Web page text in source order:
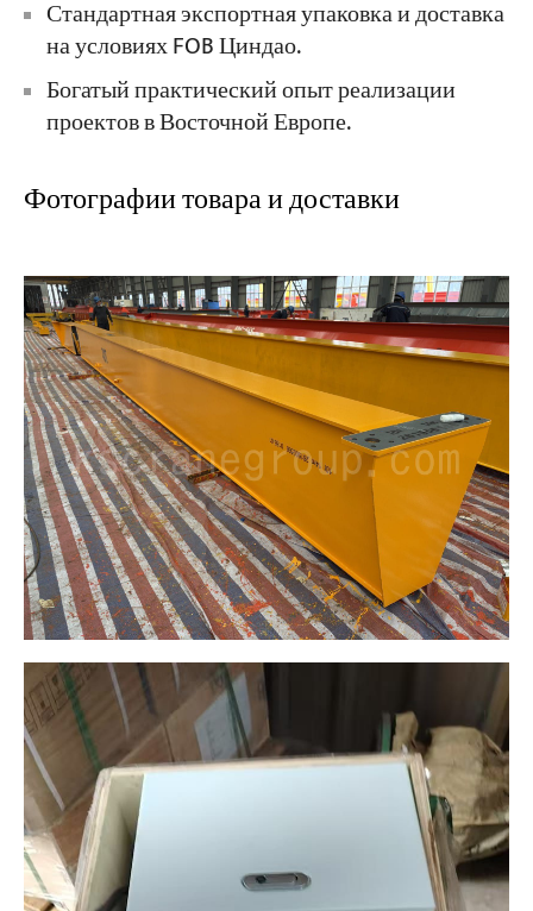
Стандартная экспортная упаковка и доставка
на условиях FOB Циндао.
Богатый практический опыт реализации
проектов в Восточной Европе.
Фотографии товара и доставки